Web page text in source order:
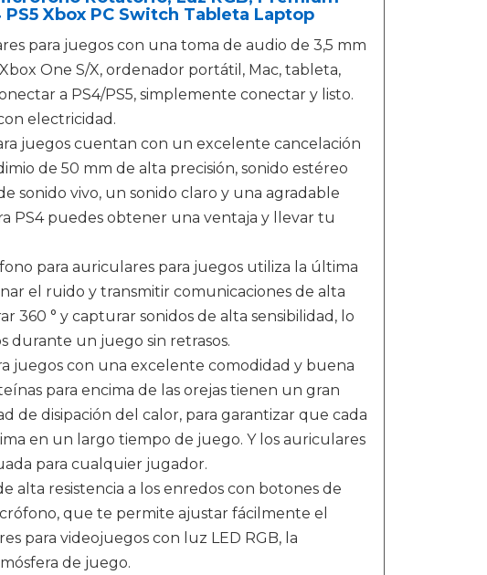
Xbox PC Switch Tableta Laptop
para juegos con una toma de audio de 3,5 mm
One S/X, ordenador portátil, Mac, tableta,
a PS4/PS5, simplemente conectar y listo.
electricidad.
juegos cuentan con un excelente cancelación
de 50 mm de alta precisión, sonido estéreo
sonido vivo, un sonido claro y una agradable
PS4 puedes obtener una ventaja y llevar tu
para auriculares para juegos utiliza la última
el ruido y transmitir comunicaciones de alta
360 ° y capturar sonidos de alta sensibilidad, lo
durante un juego sin retrasos.
juegos con una excelente comodidad y buena
para encima de las orejas tienen un gran
de disipación del calor, para garantizar que cada
en un largo tiempo de juego. Y los auriculares
para cualquier jugador.
alta resistencia a los enredos con botones de
que te permite ajustar fácilmente el
para videojuegos con luz LED RGB, la
de juego.